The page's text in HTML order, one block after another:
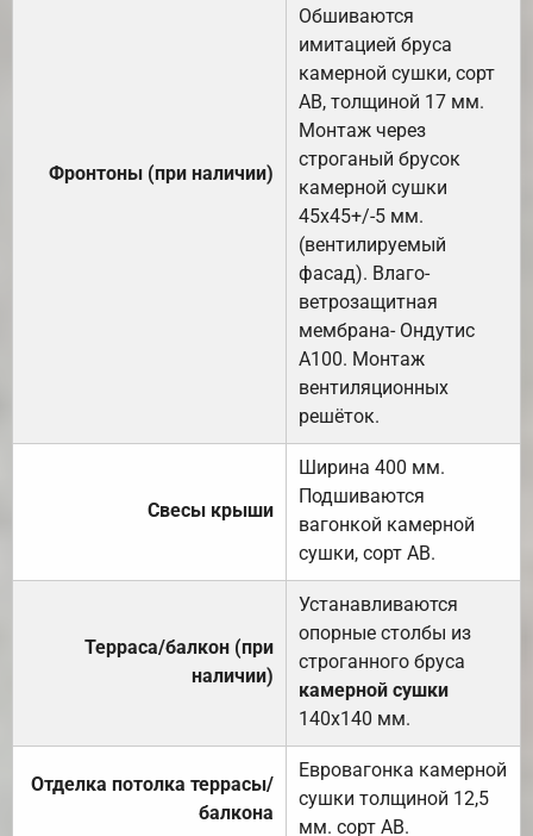
Фронтоны (при наличии)
Обшиваются
имитацией бруса
камерной сушки, сорт
АВ, толщиной 17 мм.
Монтаж через
строганый брусок
камерной сушки
45х45+/-5 мм.
(вентилируемый
фасад). Влаго-
ветрозащитная
мембрана- Ондутис
А100. Монтаж
вентиляционных
решёток.
Свесы крыши
Ширина 400 мм.
Подшиваются
вагонкой камерной
сушки, сорт АВ.
Терраса/балкон (при
наличии)
Устанавливаются
опорные столбы из
строганного бруса
камерной сушки
140х140 мм.
Отделка потолка террасы/
балкона
Евровагонка камерной
сушки толщиной 12,5
мм. сорт АВ.